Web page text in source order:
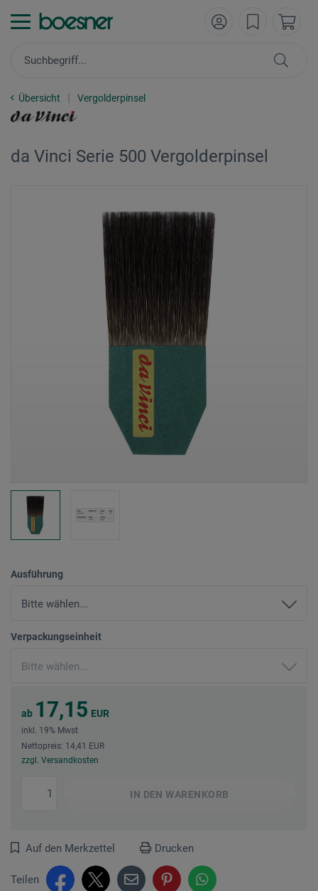
Übersicht Vergolderpinsel
da Vinci Serie 500 Vergolderpinsel
Ausführung
Verpackungseinheit
ab 17,15 EUR
inkl. 19% Mwst
Nettopreis: 14,41 EUR
zzgl. Versandkosten
IN DEN WARENKORB
Auf den Merkzettel Drucken
Teilen